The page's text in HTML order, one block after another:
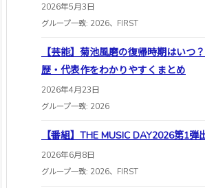
2026年5月3日
グループ一致: 2026、FIRST
【芸能】菊池風磨の復帰時期はいつ
歴・代表作をわかりやすくまとめ
2026年4月23日
グループ一致: 2026
【番組】THE MUSIC DAY2026第1弾
2026年6月8日
グループ一致: 2026、FIRST